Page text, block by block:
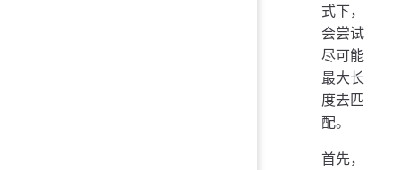
式下，
会尝试
尽可能
最大长
度去匹
配。
首先，